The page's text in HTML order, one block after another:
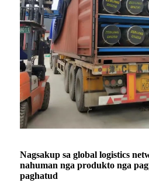
Nagsakup sa global logistics
nahuman nga produkto nga
paghatud